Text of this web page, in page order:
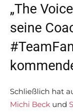
„The
seine
Schließlich hat
Michi Beck und